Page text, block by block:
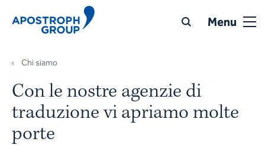
Menu
Chi siamo
Con le nostre agenzie di
traduzione vi apriamo molte
porte